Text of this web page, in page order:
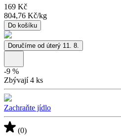
169 Kč
804,76 Kč/kg
Do košíku
Doručíme od úterý 11. 8.
-9 %
Zbývají 4 ks
Zachraňte jídlo
(0)